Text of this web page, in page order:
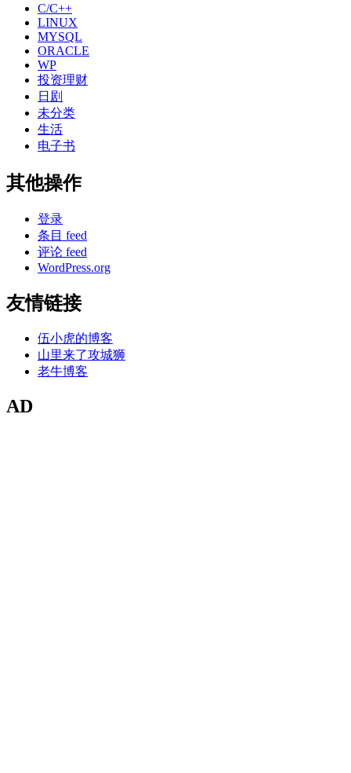
C/C++
LINUX
MYSQL
ORACLE
WP
投资理财
日剧
未分类
生活
电子书
其他操作
登录
条目 feed
评论 feed
WordPress.org
友情链接
伍小虎的博客
山里来了攻城狮
老牛博客
AD